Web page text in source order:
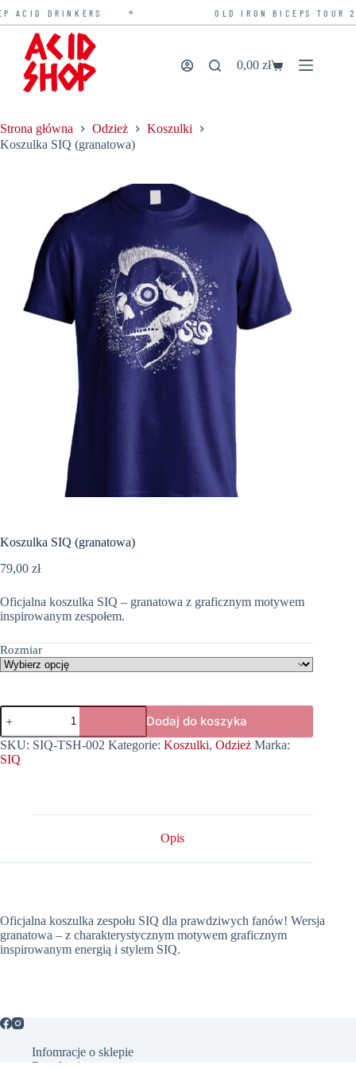
ACID DRINKERS ✦ OLD IRON BICEPS TOUR
Przejdź
treści
Koszyk
0,00zł
Strona główna Odzież
Koszulki
Koszulka SIQ (granatowa)
Koszulka SIQ (granatowa)
79,00 zł
Oficjalna koszulka SIQ – granatowa z graficznym motywem
inspirowanym zespołem.
Rozmiar
ilość
Koszulka
SIQ
(granatowa)
Dodaj do koszyka
SKU: SIQ-TSH-002 Kategorie: Koszulki, Odzież Marka:
SIQ
Opis
Oficjalna koszulka zespołu SIQ dla prawdziwych fanów! Wersja
granatowa – z charakterystycznym motywem graficznym
inspirowanym energią i stylem SIQ.
Infomracje o sklepie
Regulamin